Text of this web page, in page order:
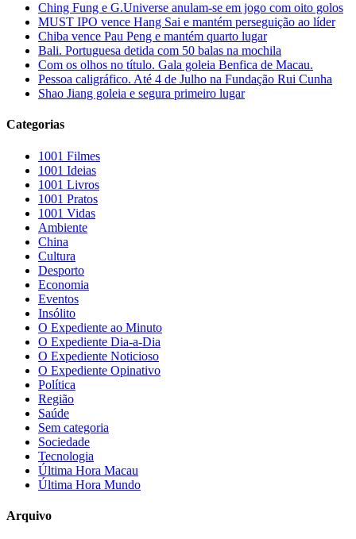
Ching Fung e G.Universe anulam-se em jogo com oito golos
MUST IPO vence Hang Sai e mantém perseguição ao líder
Chiba vence Pau Peng e mantém quarto lugar
Bali. Portuguesa detida com 50 balas na mochila
Com os olhos no título. Gala goleia Benfica de Macau.
Pessoa caligráfico. Até 4 de Julho na Fundação Rui Cunha
Shao Jiang goleia e segura primeiro lugar
Categorias
1001 Filmes
1001 Ideias
1001 Livros
1001 Pratos
1001 Vidas
Ambiente
China
Cultura
Desporto
Economia
Eventos
Insólito
O Expediente ao Minuto
O Expediente Dia-a-Dia
O Expediente Noticioso
O Expediente Opinativo
Política
Região
Saúde
Sem categoria
Sociedade
Tecnologia
Última Hora Macau
Última Hora Mundo
Arquivo